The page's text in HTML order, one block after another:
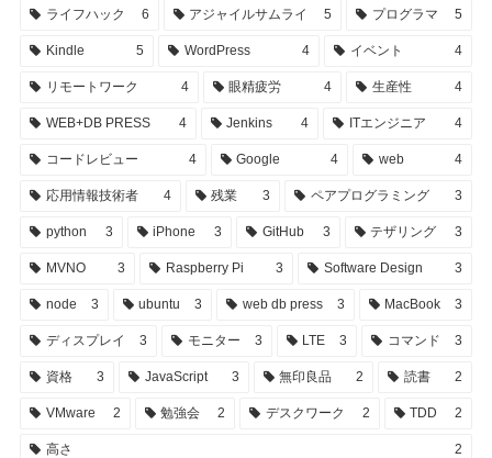
ライフハック 6 アジャイルサムライ 5 プログラマ 5
Kindle 5 WordPress 4 イベント 4
リモートワーク 4 眼精疲労 4 生産性 4
WEB+DB PRESS 4 Jenkins 4 ITエンジニア 4
コードレビュー 4 Google 4 web 4
応用情報技術者 4 残業 3 ペアプログラミング 3
python 3 iPhone 3 GitHub 3 テザリング 3
MVNO 3 Raspberry Pi 3 Software Design 3
node 3 ubuntu 3 web db press 3 MacBook 3
ディスプレイ 3 モニター 3 LTE 3 コマンド 3
資格 3 JavaScript 3 無印良品 2 読書 2
VMware 2 勉強会 2 デスクワーク 2 TDD 2
高さ 2